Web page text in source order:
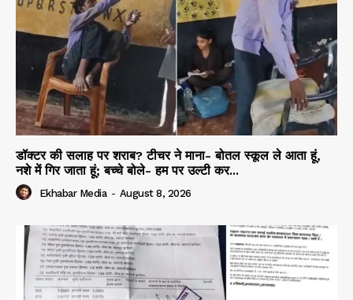
डॉक्टर की सलाह पर शराब? टीचर ने माना- बोतल स्कूल ले आता हूं,
नशे में गिर जाता हूं; बच्चे बोले- हम पर उल्टी कर...
Ekhabar Media - August 8, 2026